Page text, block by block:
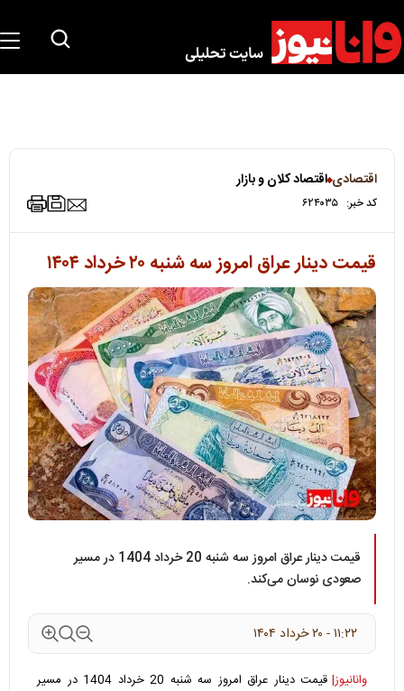
اقتصادی اقتصاد کلان و بازار
کد خبر: ۶۲۴۰۳۵
قیمت دینار عراق امروز سه شنبه ۲۰ خرداد ۱۴۰۴
قیمت دینار عراق امروز سه شنبه 20 خرداد 1404 در مسیر
صعودی نوسان می‌کند.
۱۱:۲۲ - ۲۰ خرداد ۱۴۰۴
وانانیوز|
قیمت دینار عراق امروز سه شنبه 20 خرداد 1404 در مسیر